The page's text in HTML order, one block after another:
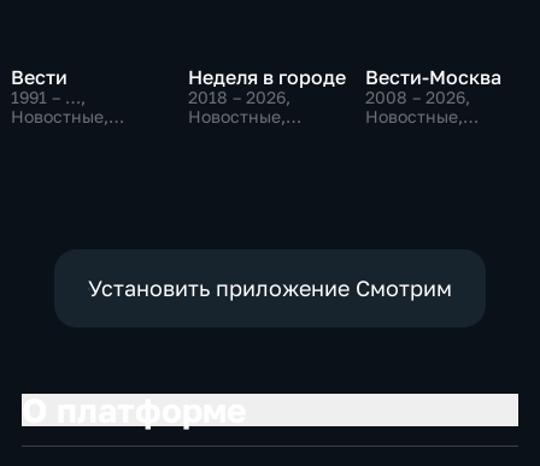
Вести
1991 – …,
Новостные,
Неделя в городе
2018 – 2026,
Новостные,
Вести-Москва
2008 – 2026,
Новостные,
Установить приложение Смотрим